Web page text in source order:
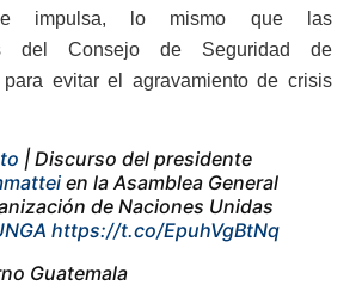
impulsa, lo mismo que las
del Consejo de Seguridad de
evitar el agravamiento de crisis
| Discurso del presidente
en la Asamblea General
de Naciones Unidas
https://t.co/EpuhVgBtNq
Guatemala